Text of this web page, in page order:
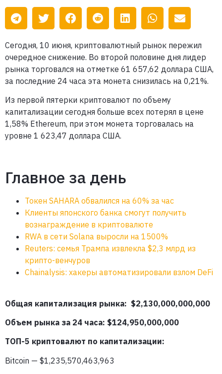
Сегодня, 10 июня, криптовалютный рынок пережил
очередное снижение. Во второй половине дня лидер
рынка торговался на отметке 61 657,62 доллара США,
за последние 24 часа эта монета снизилась на 0,21%.
Из первой пятерки криптовалют по объему
капитализации сегодня больше всех потерял в цене
1,58% Ethereum, при этом монета торговалась на
уровне 1 623,47 доллара США.
Главное за день
Токен SAHARA обвалился на 60% за час
Клиенты японского банка смогут получить
вознаграждение в криптовалюте
RWA в сети Solana выросли на 1500%
Reuters: семья Трампа извлекла $2,3 млрд из
крипто-венчуров
Chainalysis: хакеры автоматизировали взлом DeFi
Общая капитализация рынка: $2,130,000,000,000
Объем рынка за 24 часа: $124,950,000,000
ТОП-5 криптовалют по капитализации:
Bitcoin — $1,235,570,463,963